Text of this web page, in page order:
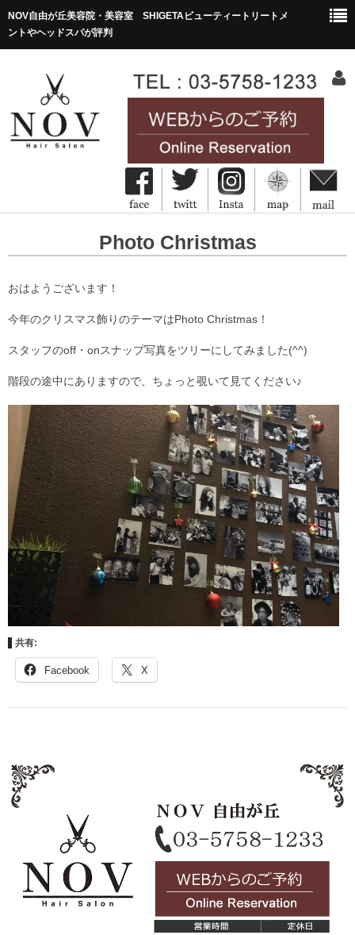
NOV自由が丘美容院・美容室 SHIGETAビューティートリートメ
ントやヘッドスパが評判
ホーム
Concept
メニュー・価格
Staff
スタッフ
Online Shop
オンラインショップ
blog
ブログ
Opening&Access
営業時間・アクセス
Photo Christmas
おはようございます！
今年のクリスマス飾りのテーマはPhoto Christmas！
スタッフのoff・onスナップ写真をツリーにしてみました(^^)
階段の途中にありますので、ちょっと覗いて見てください♪
共有:
Facebook X